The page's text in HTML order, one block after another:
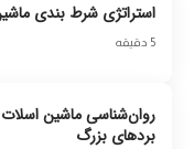
استراتژی شرط بندی
5 دقیقه
روان‌شناسی ماشین‌ اسلات
برد‌های بزرگ